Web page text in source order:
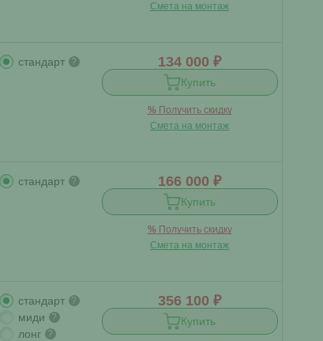
Смета на монтаж
стандарт ? 134 000 ₽
Купить
% Получить скидку
Смета на монтаж
стандарт ? 166 000 ₽
Купить
% Получить скидку
Смета на монтаж
стандарт ?
миди ?
лонг ?
356 100 ₽
Купить